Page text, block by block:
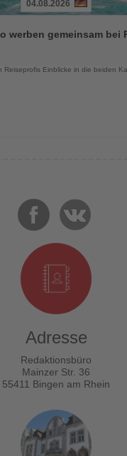
04.08.2026
werben gemeinsam bei
Reiseprofis Einblicke in die beiden
Adresse
Redaktionsbüro
Mainzer Str. 36
55411 Bingen am Rhein